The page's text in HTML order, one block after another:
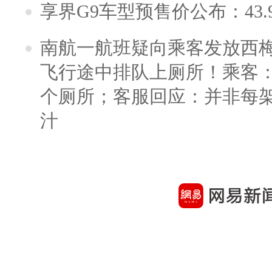
享界G9车型预售价公布：
南航一航班疑向乘客发放西
飞行途中排队上厕所！乘客
个厕所；客服回应：并非每
汁